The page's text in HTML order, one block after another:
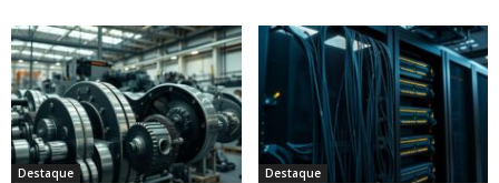
Destaque Destaque